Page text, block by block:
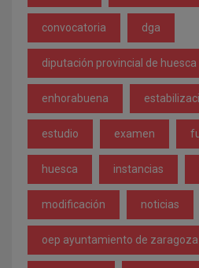
convocatoria dga
diputación provincial de huesca
enhorabuena
estudio examen
huesca instancias
modificación noticias
oep ayuntamiento de zaragoza